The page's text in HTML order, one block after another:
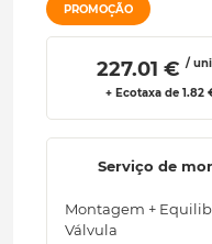
PROMOÇÃO
227.01 € /
+ Ecotaxa de 1.82
Serviço de
Montagem +
Válvula